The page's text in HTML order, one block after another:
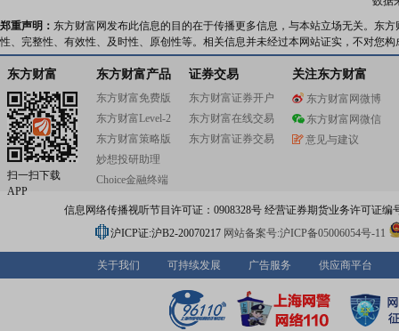
郑重声明： 东方财富网发布此信息的目的在于传播更多信息，与本站立场无关。东
性、完整性、有效性、及时性、原创性等。相关信息并未经过本网站证实，不对您
东方财富
扫一扫下载
APP
东方财富产品
东方财富免费版
东方财富Level-2
东方财富策略版
妙想投研助理
Choice金融终端
证券交易
东方财富证券开户
东方财富在线交易
东方财富证券交易
关注东方财富
东方财富网微博
东方财富网微信
意见与建议
信息网络传播视听节目许可证：0908328号 经营证券期货业务许可证编
沪ICP证:沪B2-20070217 网站备案号:沪ICP备05006054号-11
关于我们 可持续发展 广告服务 供应商平台